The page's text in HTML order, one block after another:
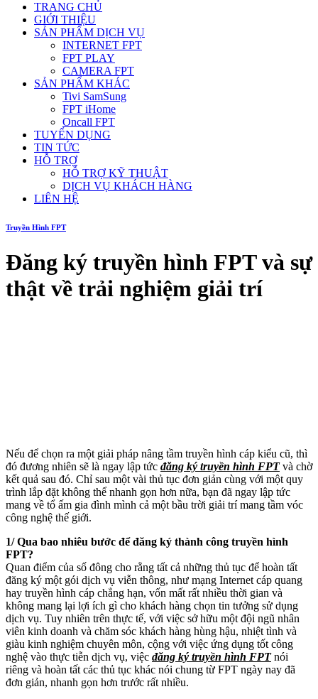
TRANG CHỦ
GIỚI THIỆU
SẢN PHẨM DỊCH VỤ
INTERNET FPT
FPT PLAY
CAMERA FPT
SẢN PHẨM KHÁC
Tivi SamSung
FPT iHome
Oncall FPT
TUYỂN DỤNG
TIN TỨC
HỖ TRỢ
HỖ TRỢ KỸ THUẬT
DỊCH VỤ KHÁCH HÀNG
LIÊN HỆ
Truyền Hình FPT
Đăng ký truyền hình FPT và sự
thật về trải nghiệm giải trí
Nếu để chọn ra một giải pháp nâng tầm truyền hình cáp kiểu cũ, thì
đó đương nhiên sẽ là ngay lập tức đăng ký truyền hình FPTvà chờ
kết quả sau đó. Chỉ sau một vài thủ tục đơn giản cùng với một quy
trình lắp đặt không thể nhanh gọn hơn nữa, bạn đã ngay lập tức
mang về tổ ấm gia đình mình cả một bầu trời giải trí mang tầm vóc
công nghệ thế giới.
1/ Qua bao nhiêu bước để đăng ký thành công truyền hình
FPT?
Quan điểm của số đông cho rằng tất cả những thủ tục để hoàn tất
đăng ký một gói dịch vụ viễn thông, như mạng Internet cáp quang
hay truyền hình cáp chẳng hạn, vốn mất rất nhiều thời gian và
không mang lại lợi ích gì cho khách hàng chọn tin tưởng sử dụng
dịch vụ. Tuy nhiên trên thực tế, với việc sở hữu một đội ngũ nhân
viên kinh doanh và chăm sóc khách hàng hùng hậu, nhiệt tình và
giàu kinh nghiệm chuyên môn, cộng với việc ứng dụng tốt công
nghệ vào thực tiễn dịch vụ, việc đăng ký truyền hình FPTnói
riêng và hoàn tất các thủ tục khác nói chung từ FPT ngày nay đã
đơn giản, nhanh gọn hơn trước rất nhiều.